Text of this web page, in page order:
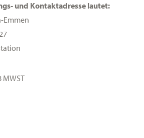
und Kontaktadresse lautet:
Emmen
MWST